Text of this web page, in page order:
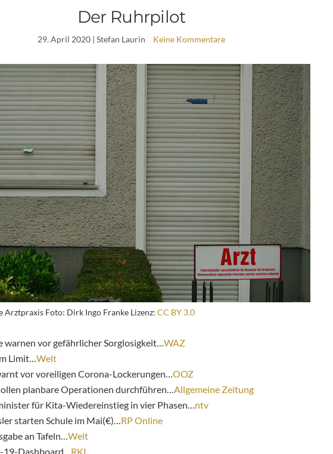
Der Ruhrpilot
29. April 2020 | Stefan Laurin Keine Kommentare
Arztpraxis Foto: Dirk Ingo Franke Lizenz: CC BY 3.0
warnen vor gefährlicher Sorglosigkeit… WAZ
Limit… Welt
vor voreiligen Corona-Lockerungen… OOZ
planbare Operationen durchführen… Allgemeine Zeitung
für Kita-Wiedereinstieg in vier Phasen… ntv
starten Schule im Mai(€)… RP Online
an Tafeln… Welt
Dashboard… RKI